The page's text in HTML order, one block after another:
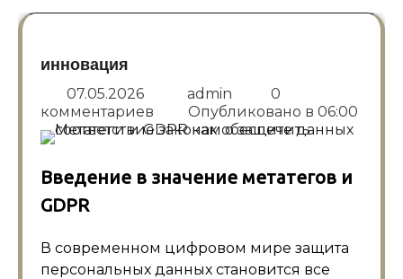
инновация
07.05.2026 admin
0
комментариев
Опубликовано в 06:00
Введение в значение метатегов и
GDPR
В современном цифровом мире защита
персональных данных становится все